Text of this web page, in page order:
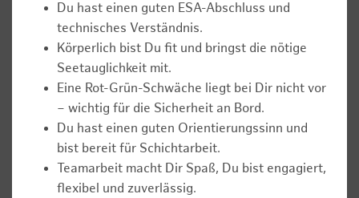
Du hast einen guten ESA-Abschluss und
technisches Verständnis.
Körperlich bist Du fit und bringst die nötige
Seetauglichkeit mit.
Eine Rot-Grün-Schwäche liegt bei Dir nicht vor
– wichtig für die Sicherheit an Bord.
Du hast einen guten Orientierungssinn und
bist bereit für Schichtarbeit.
Teamarbeit macht Dir Spaß, Du bist engagiert,
flexibel und zuverlässig.